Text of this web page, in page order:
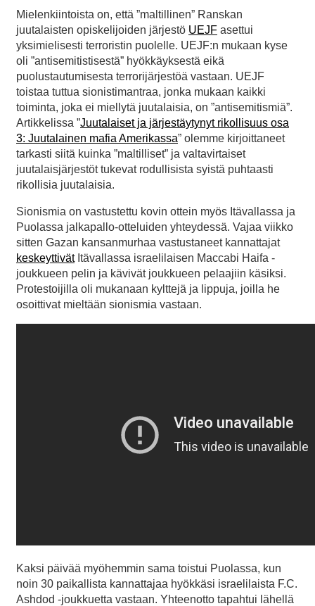
Mielenkiintoista on, että ”maltillinen” Ranskan
juutalaisten opiskelijoiden järjestö UEJF asettui
yksimielisesti terroristin puolelle. UEJF:n mukaan kyse
oli ”antisemitistisestä” hyökkäyksestä eikä
puolustautumisesta terrorijärjestöä vastaan. UEJF
toistaa tuttua sionistimantraa, jonka mukaan kaikki
toiminta, joka ei miellytä juutalaisia, on ”antisemitismiä”.
Artikkelissa ”Juutalaiset ja järjestäytynyt rikollisuus osa
3: Juutalainen mafia Amerikassa” olemme kirjoittaneet
tarkasti siitä kuinka ”maltilliset” ja valtavirtaiset
juutalaisjärjestöt tukevat rodullisista syistä puhtaasti
rikollisia juutalaisia.
Sionismia on vastustettu kovin ottein myös Itävallassa ja
Puolassa jalkapallo-otteluiden yhteydessä. Vajaa viikko
sitten Gazan kansanmurhaa vastustaneet kannattajat
keskeyttivätItävallassa israelilaisen Maccabi Haifa -
joukkueen pelin ja kävivät joukkueen pelaajiin käsiksi.
Protestoijilla oli mukanaan kylttejä ja lippuja, joilla he
osoittivat mieltään sionismia vastaan.
Kaksi päivää myöhemmin sama toistui Puolassa, kun
noin 30 paikallista kannattajaa hyökkäsi israelilaista F.C.
Ashdod -joukkuetta vastaan. Yhteenotto tapahtui lähellä